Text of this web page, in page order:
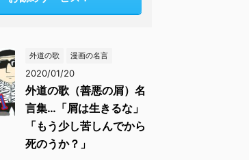
外道の歌 漫画の名言
2020/01/20
外道の歌（善悪の屑）名
言集…「屑は生きるな」
「もう少し苦しんでから
死のうか？」